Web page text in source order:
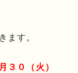
ます。
０（火）